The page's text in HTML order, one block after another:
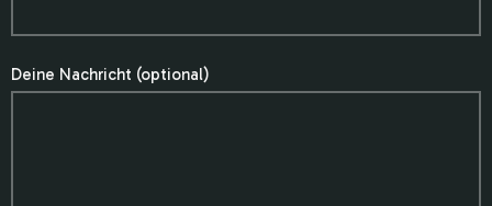
Deine Nachricht (optional)